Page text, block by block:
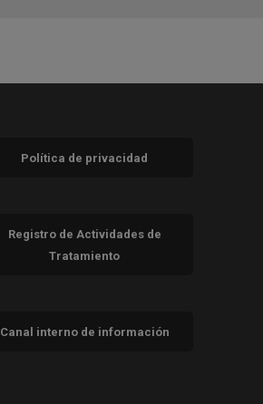
Política de privacidad
Registro de Actividades de
Tratamiento
Canal interno de información